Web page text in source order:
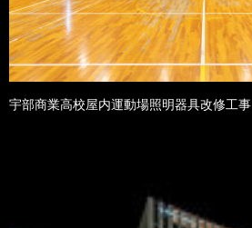
宇部商業高校屋内運動場照明器具改修工事